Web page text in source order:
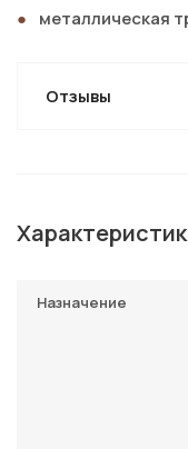
металлическая
Отзывы
Назначение